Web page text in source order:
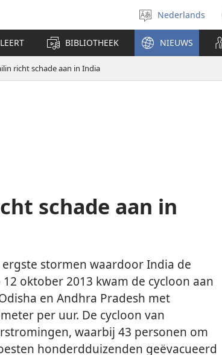
Taal
selecteren
Nederlands
BIBLIOTHEEK NIEUWS
richt schade aan in India
schade aan in
stormen waardoor India de
oktober 2013 kwam de cycloon aan
en Andhra Pradesh met
per uur. De cycloon van
waarbij 43 personen om
honderdduizenden geëvacueerd